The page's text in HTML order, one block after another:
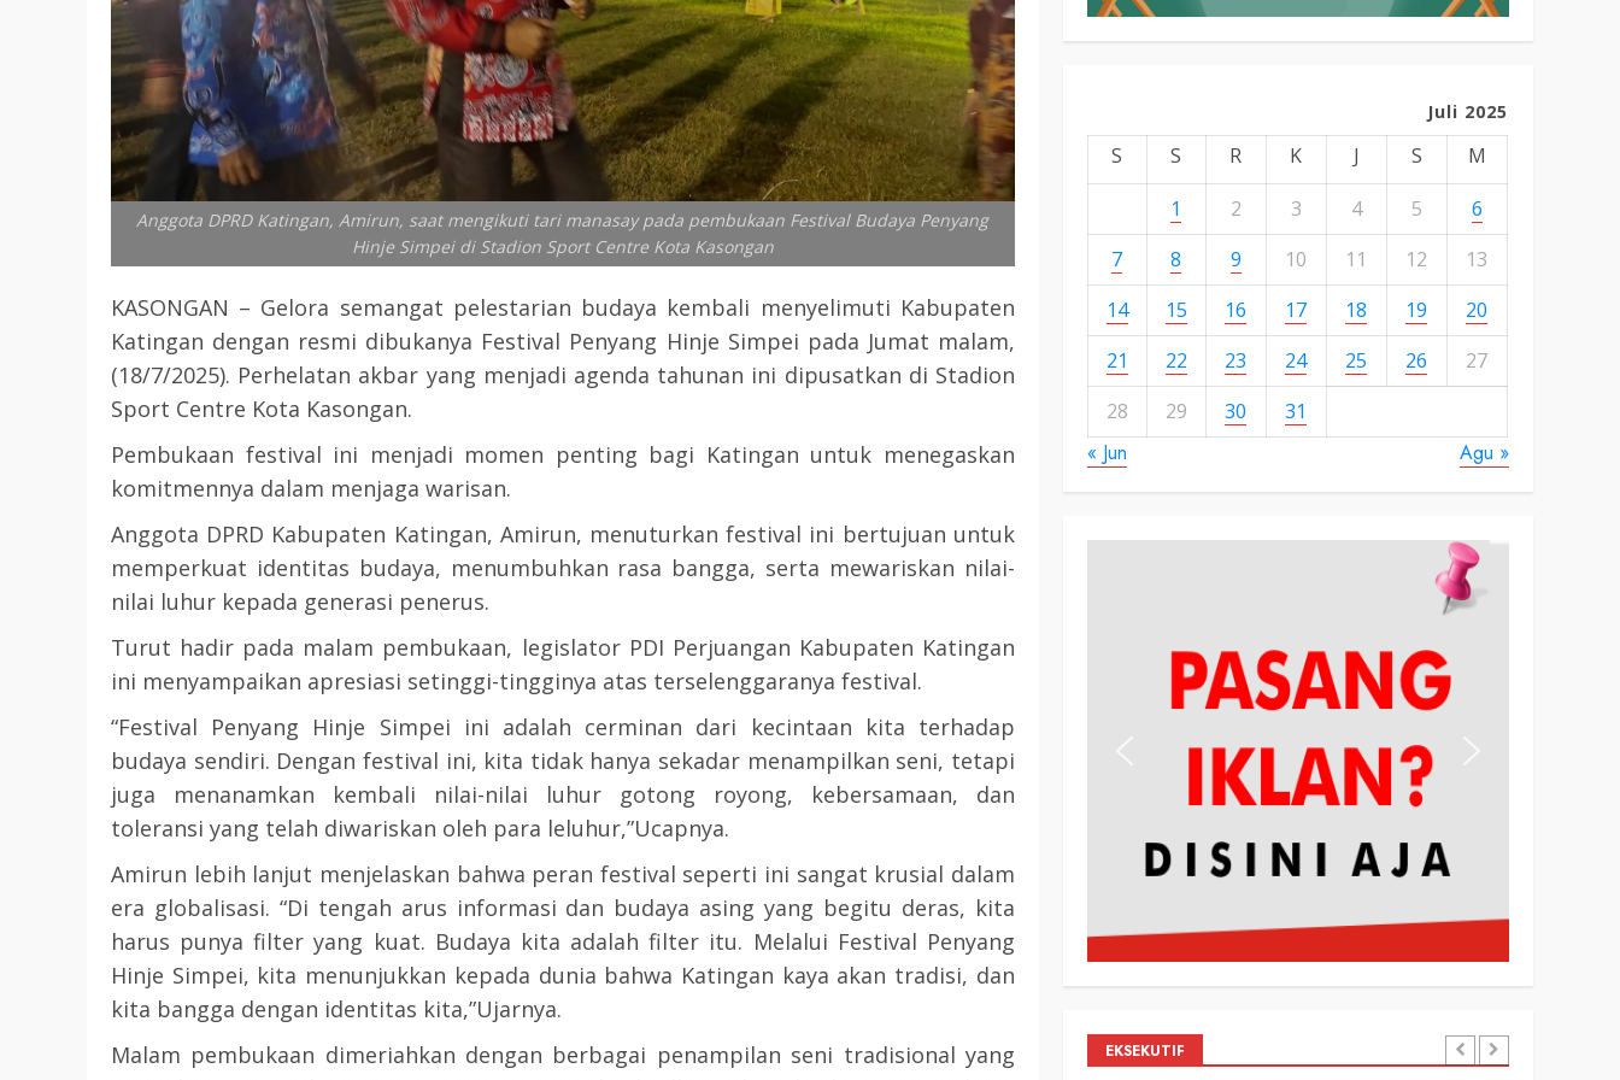
Anggota DPRD Katingan, Amirun, saat mengikuti tari manasay pada pembukaan Festival Budaya Penyang
Hinje Simpei di Stadion Sport Centre Kota Kasongan
KASONGAN – Gelora semangat pelestarian budaya kembali menyelimuti Kabupaten
Katingan dengan resmi dibukanya Festival Penyang Hinje Simpei pada Jumat malam,
(18/7/2025). Perhelatan akbar yang menjadi agenda tahunan ini dipusatkan di Stadion
Sport Centre Kota Kasongan.
Pembukaan festival ini menjadi momen penting bagi Katingan untuk menegaskan
komitmennya dalam menjaga warisan.
Anggota DPRD Kabupaten Katingan, Amirun, menuturkan festival ini bertujuan untuk
memperkuat identitas budaya, menumbuhkan rasa bangga, serta mewariskan nilai-
nilai luhur kepada generasi penerus.
Turut hadir pada malam pembukaan, legislator PDI Perjuangan Kabupaten Katingan
ini menyampaikan apresiasi setinggi-tingginya atas terselenggaranya festival.
“Festival Penyang Hinje Simpei ini adalah cerminan dari kecintaan kita terhadap
budaya sendiri. Dengan festival ini, kita tidak hanya sekadar menampilkan seni, tetapi
juga menanamkan kembali nilai-nilai luhur gotong royong, kebersamaan, dan
toleransi yang telah diwariskan oleh para leluhur,”Ucapnya.
Amirun lebih lanjut menjelaskan bahwa peran festival seperti ini sangat krusial dalam
era globalisasi. “Di tengah arus informasi dan budaya asing yang begitu deras, kita
harus punya filter yang kuat. Budaya kita adalah filter itu. Melalui Festival Penyang
Hinje Simpei, kita menunjukkan kepada dunia bahwa Katingan kaya akan tradisi, dan
kita bangga dengan identitas kita,”Ujarnya.
Malam pembukaan dimeriahkan dengan berbagai penampilan seni tradisional yang
Juli 2025
S S R K J S
M
1
2 3 4 5
6
7
8 9 10 11 12
13
14
15 16 17 18 19
20
21
22 23 24 25 26
27
28
29 30 31
« Jun Agu »
EKSEKUTIF